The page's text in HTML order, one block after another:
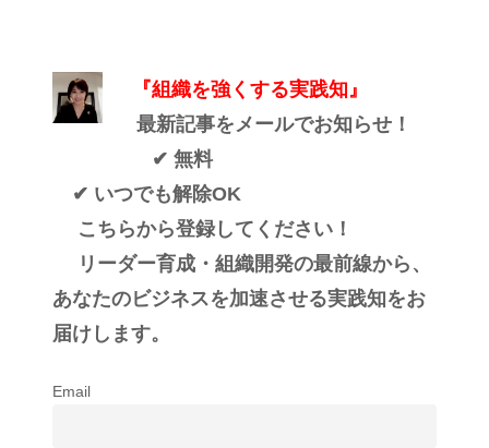
『組織を強くする実践知』
最新記事をメールでお知らせ！
✔ 無料
✔ いつでも解除OK
こちらから登録してください！
リーダー育成・組織開発の最前線から、
あなたのビジネスを加速させる実践知をお
届けします。
Email